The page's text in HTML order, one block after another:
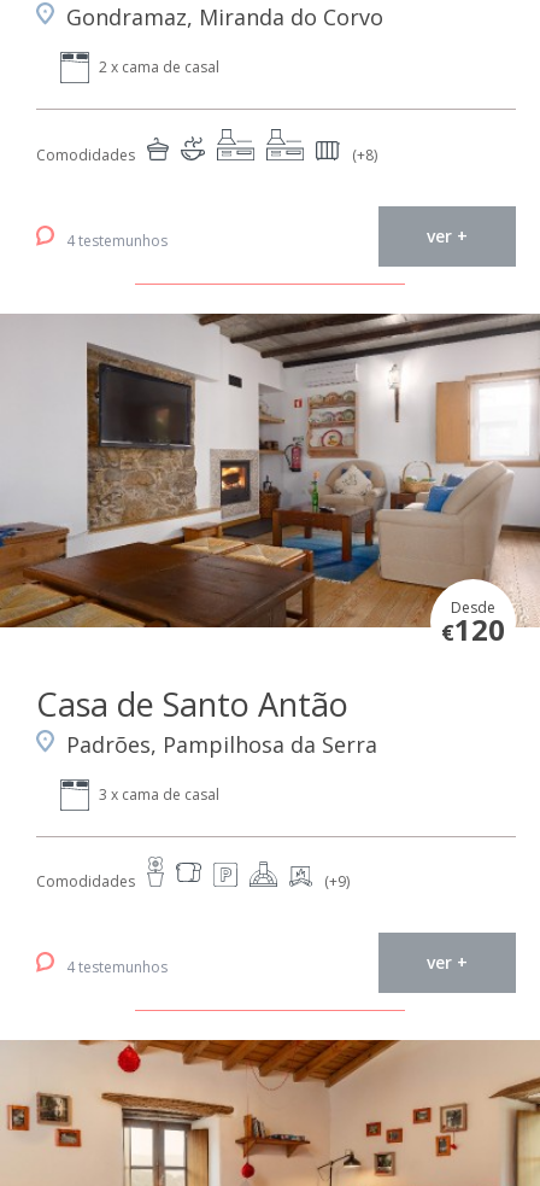
Gondramaz, Miranda do Corvo
2 x cama de casal
Comodidades (+8)
4 testemunhos ver +
Desde
€120
Casa de Santo Antão
Padrões, Pampilhosa da Serra
3 x cama de casal
Comodidades (+9)
4 testemunhos ver +